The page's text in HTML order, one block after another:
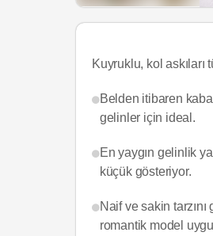
Kuyruklu, kol askıları
Belden itibaren
gelinler için ideal.
En yaygın gelinlik
küçük gösteriyor.
Naif ve sakin
romantik model